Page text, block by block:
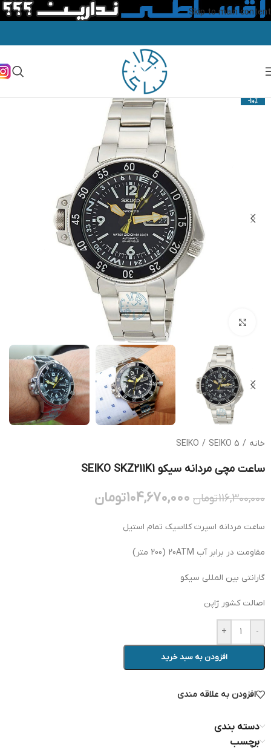
Skip to main content
-10%
خانه /
SEIKO / SEIKO 5
ساعت مچی مردانه سیکو SEIKO SKZ211K1
116,300,000تومان 104,670,000تومان
ساعت مردانه اسپرت کلاسیک تمام استیل
مقاومت در برابر آب 20ATM (200 متر)
گارانتی بین المللی سیکو
اصالت کشور ژاپن
-
+
افزودن به سبد خرید
افزودن به علاقه مندی
دسته بندی
برچسب